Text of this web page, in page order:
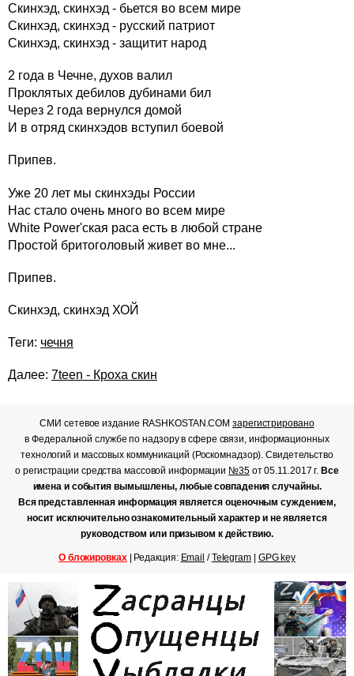
Скинхэд, скинхэд - бьется во всем мире
Скинхэд, скинхэд - русский патриот
Скинхэд, скинхэд - защитит народ
2 года в Чечне, духов валил
Проклятых дебилов дубинами бил
Через 2 года вернулся домой
И в отряд скинхэдов вступил боевой
Припев.
Уже 20 лет мы скинхэды России
Нас стало очень много во всем мире
White Power'ская раса есть в любой стране
Простой бритоголовый живет во мне...
Припев.
Скинхэд, скинхэд ХОЙ
Теги: чечня
Далее: 7teen - Кроха скин
СМИ сетевое издание RASHKOSTAN.COMзарегистрировано
в Федеральной службе по надзору в сфере связи, информационных
технологий и массовых коммуникаций (Роскомнадзор). Свидетельство
о регистрации средства массовой информации №35от 05.11.2017 г.Все
имена и события вымышлены, любые совпадения случайны.
Вся представленная информация является оценочным суждением,
носит исключительно ознакомительный характер и не является
руководством или призывом к действию.
О блокировках| Редакция: Email /Telegram| GPG key